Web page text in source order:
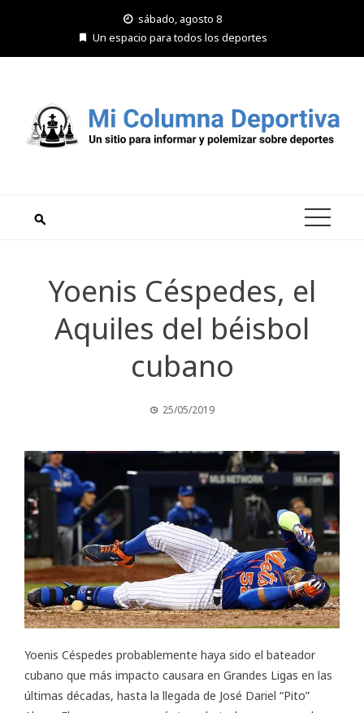
sábado, agosto 8
Un espacio para todos los deportes
Yoenis Céspedes, el
Aquiles del béisbol
cubano
25/05/2019
Yoenis Céspedes probablemente haya sido el bateador
cubano que más impacto causara en Grandes Ligas en las
últimas décadas, hasta la llegada de José Dariel “Pito”